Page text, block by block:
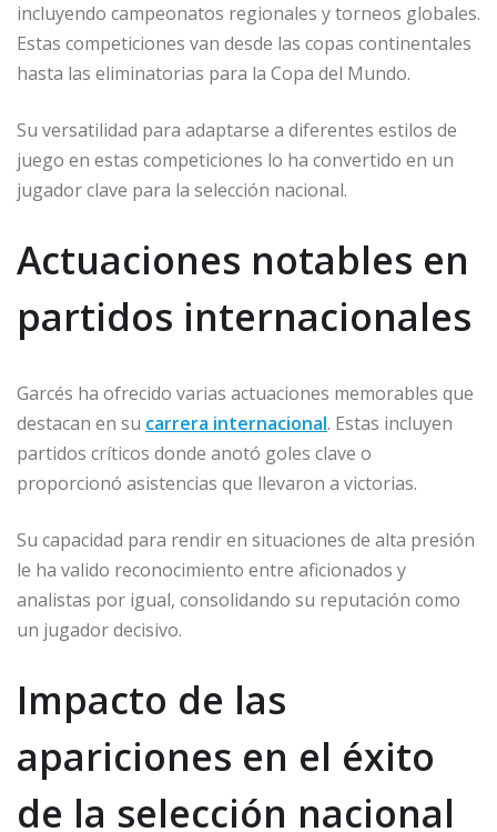
incluyendo campeonatos regionales y torneos globales.
Estas competiciones van desde las copas continentales
hasta las eliminatorias para la Copa del Mundo.
Su versatilidad para adaptarse a diferentes estilos de
juego en estas competiciones lo ha convertido en un
jugador clave para la selección nacional.
Actuaciones notables en
partidos internacionales
Garcés ha ofrecido varias actuaciones memorables que
destacan en su carrera internacional. Estas incluyen
partidos críticos donde anotó goles clave o
proporcionó asistencias que llevaron a victorias.
Su capacidad para rendir en situaciones de alta presión
le ha valido reconocimiento entre aficionados y
analistas por igual, consolidando su reputación como
un jugador decisivo.
Impacto de las
apariciones en el éxito
de la selección nacional